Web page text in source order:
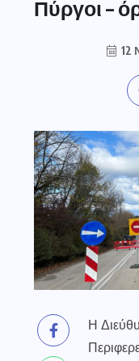
Πύργοι –
12
Η